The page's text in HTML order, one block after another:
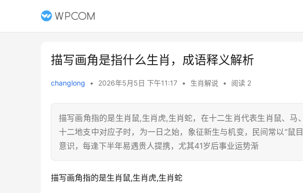
描写画角是指什么生肖，成语释义解析
changlong • 2026年5月5日 下午11:17 • 生肖解说 • 阅读 2
描写画角指的是生肖鼠,生肖虎,生肖蛇，在十二生肖代表生肖鼠、马
十二地支中对应子时，为一日之始，象征新生与机变，民间常以“鼠
意识，每逢下半年易遇贵人提携，尤其41岁后事业运势渐
描写画角指的是生肖鼠,生肖虎,生肖蛇